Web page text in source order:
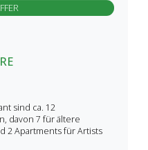
sind ca. 12
davon 7 für ältere
2 Apartments für Artists